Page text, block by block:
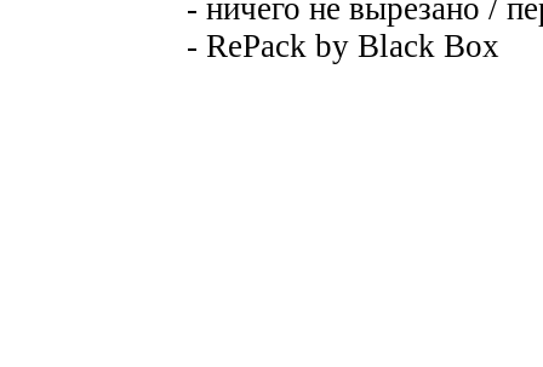
- ничего не вырезано /
- RePack by Black Box